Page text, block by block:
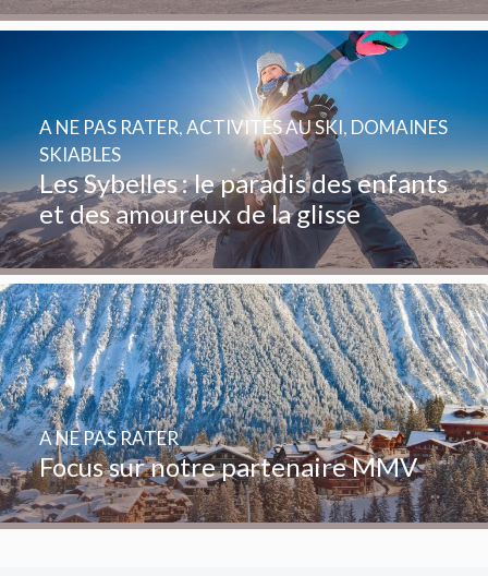
Les Sybelles : le paradis des enfants
et des amoureux de la glisse
A NE PAS RATER,ACTIVITÉS AU SKI, DOMAINES
SKIABLES
Focus sur notre partenaire MMV
A NE PAS RATER